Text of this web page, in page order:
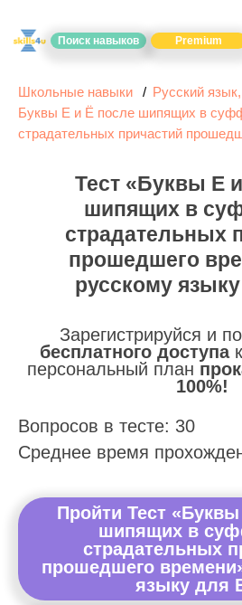
Поиск навыков Premium
Школьные навыки
Русский
Буквы Е и Ё после шипящих в
страдательных причастий
Тест «Буквы Е
шипящих в
страдательных
прошедшего
русскому
Зарегистрируйся и
бесплатного доступа
персональный план
100%!
Вопросов в тесте: 30
Среднее время
Пройти Тест
шипящих в
страдательных
прошедшего
языку для